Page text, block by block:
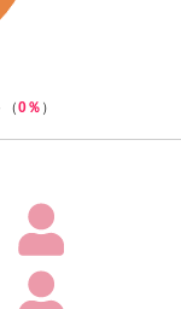
（0％ ）